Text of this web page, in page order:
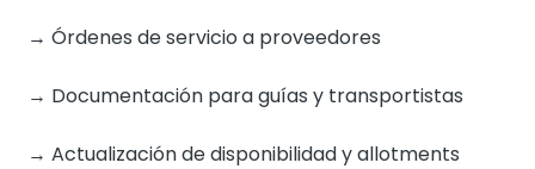
→ Órdenes de servicio a proveedores
→ Documentación para guías y transportistas
→ Actualización de disponibilidad y allotments